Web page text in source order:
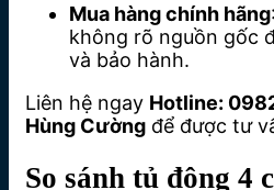
Mua hàng chính hãng
không rõ nguồn gốc
và bảo hành.
Liên hệ ngay Hotline:
Hùng Cường để được tư
So sánh tủ đông 4